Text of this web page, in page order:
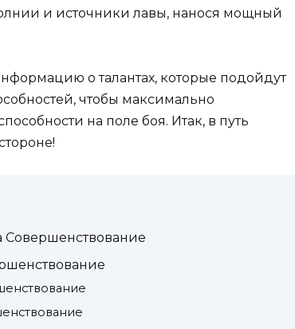
и источники лавы, нанося мощный
о талантах, которые подойдут
чтобы максимально
на поле боя. Итак, в путь